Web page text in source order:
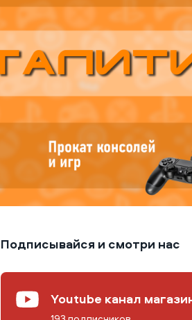
Подписывайся и смотри нас
Youtube канал